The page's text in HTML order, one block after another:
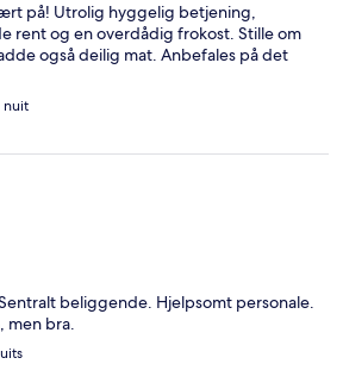
på! Utrolig hyggelig betjening,
rent og en overdådig frokost. Stille om
også deilig mat. Anbefales på det
nuit
beliggende. Hjelpsomt personale.
men bra.